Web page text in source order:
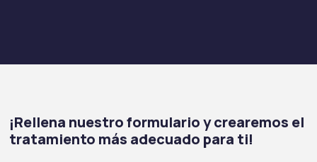
¡Rellena nuestro formulario y crearemos el
tratamiento más adecuado para ti!